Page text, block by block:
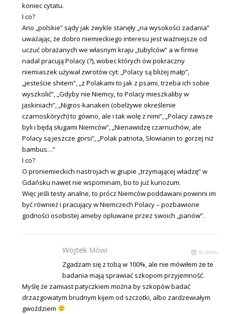
koniec cytatu.
I co?
Ano „polskie” sądy jak zwykle stanęły „na wysokości zadania”
uważając, że dobro niemieckiego interesu jest ważniejsze od
uczuć obrażanych we własnym kraju „tubylców” a w firmie
nadal pracują Polacy (?), wobec których ów pokraczny
niemiaszek używał zwrotów cyt: „Polacy są bliżej małp”,
„jesteście shitem”, „z Polakami to jak z psami, trzeba ich sobie
wyszkolić”, „Gdyby nie Niemcy, to Polacy mieszkaliby w
jaskiniach”, „Nigros-kanaken (obelżywe określenie
czarnoskórych) to gówno, ale i tak wolę z nimi”, „Polacy zawsze
byli i będą sługami Niemców”, „Nienawidzę czarnuchów, ale
Polacy są jeszcze gorsi”, „Polak patriota, Słowianin to gorzej niż
bambus…”
I co?
O proniemieckich nastrojach w grupie „trzymającej władzę” w
Gdańsku nawet nie wspominam, bo to już kuriozum.
Więc jeśli testy analne, to prócz Niemców poddawani powinni im
być również i pracujący w Niemczech Polacy – pozbawione
godności osobistej ameby opluwane przez swoich „panów”.
Wojtek Mówi % temu
Zgadzam się z tobą w 100%, ale nie mówiłem że te
badania mają sprawiać szkopom przyjemność.
Myślę że zamiast patyczkiem można by szkopów badać
drzazgowatym brudnym kijem od szczotki, albo zardzewiałym
gwoździem